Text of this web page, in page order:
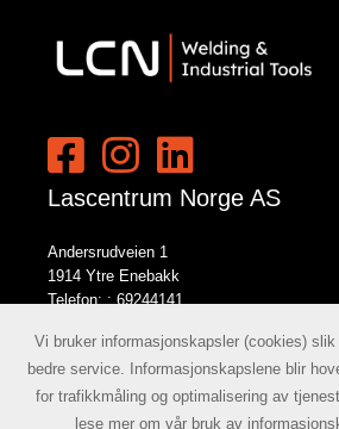
Lascentrum Norge AS
Andersrudveien 1
1914 Ytre Enebakk
Telefon: : 69244141
© Lascentrum Norge AS |Nettbutikk
Vi bruker informasjonskapsler (cookies)
bedre service. Informasjonskapslene blir
for trafikkmåling og optimalisering av
lese mer om vår bruk av